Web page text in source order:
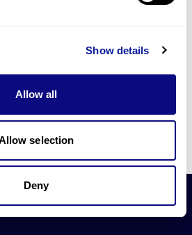
Show details
Allow all
selection
Deny
요한 여러 기술의 개발과 도입에 힘쓰고 있습니
단율을 위한 쓰리빌리언의 기술에 대해 알아보